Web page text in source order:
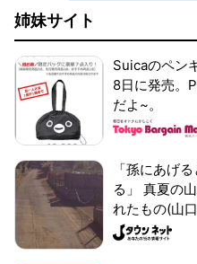
姉妹サイト
Suicaのペン
8日に発売。
だよ~。
「孫にあげ
る」 真夏の
れたもの(山